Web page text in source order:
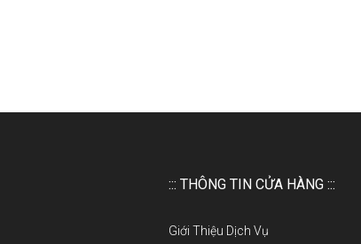
::: THÔNG TIN CỬA HÀNG :::
Giới Thiệu Dịch Vụ